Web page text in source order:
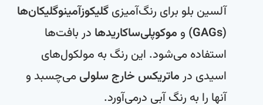
آلسین بلو برای رنگ‌آمیزیگلیکوزآمینوگلیکان‌ها
و موکوپلی‌ساکاریدهادر بافت‌ها
استفاده می‌شود. این رنگ به مولکول‌های
اسیدی درماتریکس خارج سلولیمی‌چسبد و
آنها را به رنگ آبی درمی‌آورد.